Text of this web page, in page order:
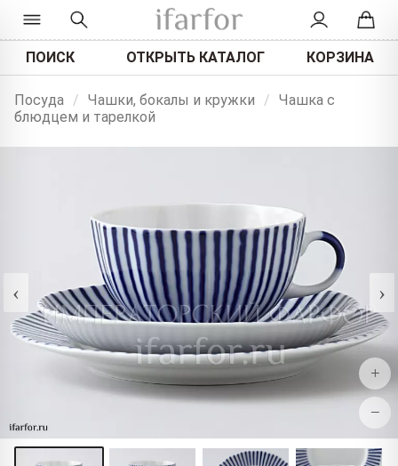
ПОИСК ОТКРЫТЬ КАТАЛОГ КОРЗИНА
Посуда / Чашки, бокалы и кружки / Чашка с
блюдцем и тарелкой
‹ ›
+
−